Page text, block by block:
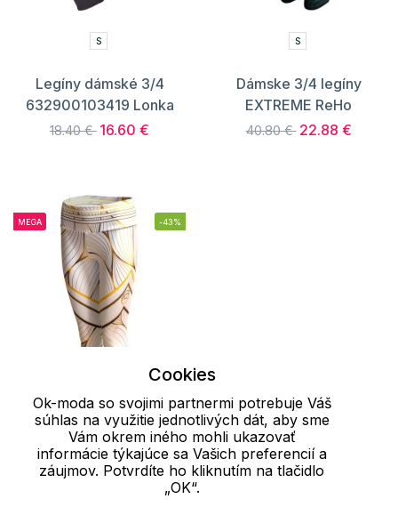
S
Legíny dámské 3/4
632900103419 Lonka
18.40 € 16.60 €
S
Dámske 3/4 legíny
EXTREME ReHo
40.80 € 22.88 €
MEGA -43%
Dámske 3/4 legíny
EXTREME ReHo
Cookies
Ok-moda so svojimi partnermi potrebuje Váš
súhlas na využitie jednotlivých dát, aby sme
Vám okrem iného mohli ukazovať
informácie týkajúce sa Vašich preferencií a
záujmov. Potvrdíte ho kliknutím na tlačidlo
„OK“.